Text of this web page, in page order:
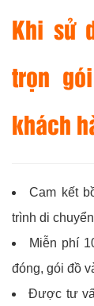
Khi sử
trọn
khách
Cam kết
trình di
Miễn phí
đóng, gói đồ
Được tư